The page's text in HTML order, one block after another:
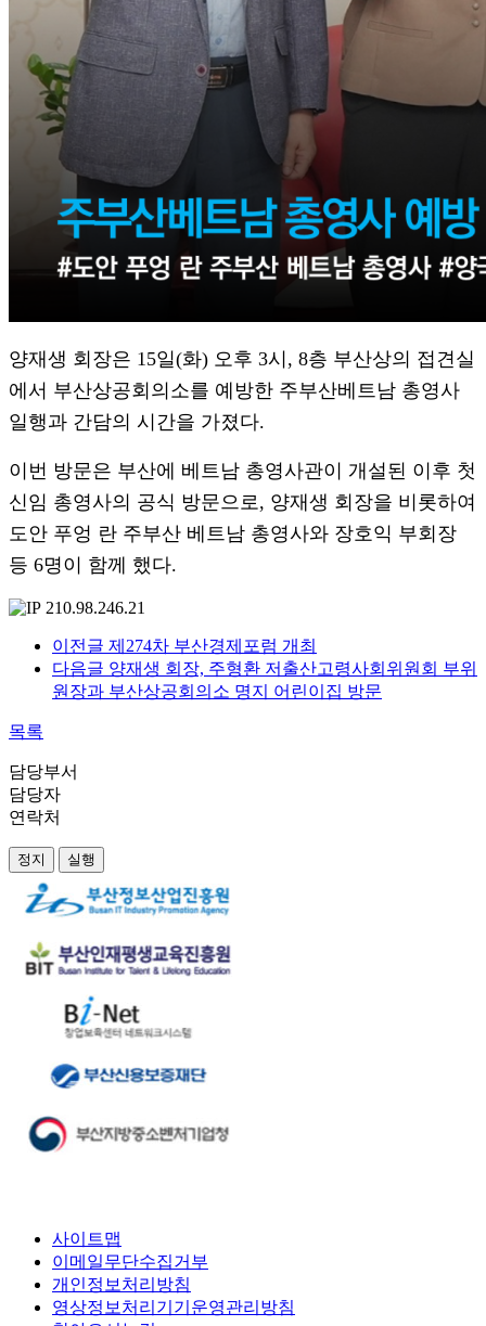
양재생 회장은 15일(화) 오후 3시, 8층 부산상의 접견실
에서 부산상공회의소를 예방한 주부산베트남 총영사
일행과 간담의 시간을 가졌다.
이번 방문은 부산에 베트남 총영사관이 개설된 이후 첫
신임 총영사의 공식 방문으로, 양재생 회장을 비롯하여
도안 푸엉 란 주부산 베트남 총영사와 장호익 부회장
등 6명이 함께 했다.
210.98.246.21
이전글 제274차 부산경제포럼 개최
다음글 양재생 회장, 주형환 저출산고령사회위원회 부위
원장과 부산상공회의소 명지 어린이집 방문
목록
담당부서
담당자
연락처
정지 실행
사이트맵
이메일무단수집거부
개인정보처리방침
영상정보처리기기운영관리방침